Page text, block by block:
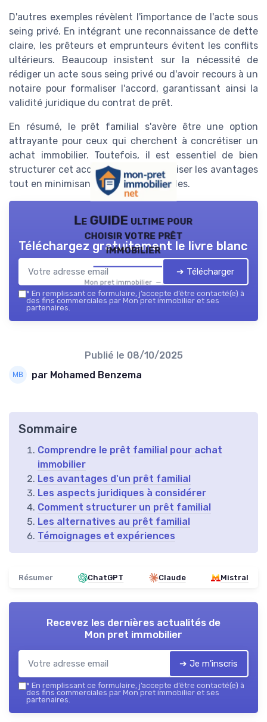
D'autres exemples révèlent l'importance de l'acte sous
seing privé. En intégrant une reconnaissance de dette
claire, les prêteurs et emprunteurs évitent les conflits
ultérieurs. Beaucoup insistent sur la nécessité de
rédiger un acte sous seing privé ou d'avoir recours à un
notaire pour formaliser l'accord, garantissant ainsi la
validité juridique du contrat de prêt.
En résumé, le prêt familial s'avère être une option
attrayante pour ceux qui cherchent à concrétiser un
achat immobilier. Toutefois, il est essentiel de bien
structurer cet accord pour en maximiser les avantages
tout en minimisant les risques possibles.
Le GUIDE ultime pour
choisir votre prêt
immobilier
Mon pret immobilier — 2026
Téléchargez gratuitement le livre blanc
➔ Télécharger
* En remplissant ce formulaire, j’accepte d’être contacté(e) à
des fins commerciales par Mon pret immobilier et ses
partenaires.
Publié le 08/10/2025
par Mohamed Benzema
Sommaire
Comprendre le prêt familial pour achat
immobilier
Les avantages d'un prêt familial
Les aspects juridiques à considérer
Comment structurer un prêt familial
Les alternatives au prêt familial
Témoignages et expériences
Résumer ChatGPT Claude Mistral
Recevez les dernières actualités de
Mon pret immobilier
➔ Je m'inscris
* En remplissant ce formulaire, j’accepte d’être contacté(e) à
des fins commerciales par Mon pret immobilier et ses
partenaires.